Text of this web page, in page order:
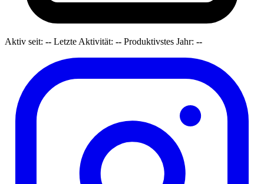
Aktiv seit: -- Letzte Aktivität: -- Produktivstes Jahr: --